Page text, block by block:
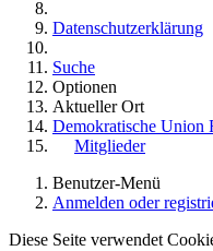
Datenschutzerklärung
Suche
Optionen
Aktueller Ort
Demokratische Union
Mitglieder
Benutzer-Menü
Anmelden oder
Diese Seite verwendet